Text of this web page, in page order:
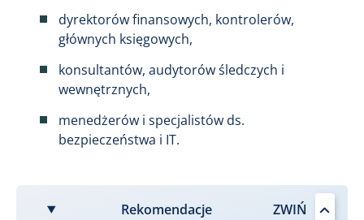
dyrektorów finansowych, kontrolerów,
głównych księgowych,
konsultantów, audytorów śledczych i
wewnętrznych,
menedżerów i specjalistów ds.
bezpieczeństwa i IT.
Rekomendacje